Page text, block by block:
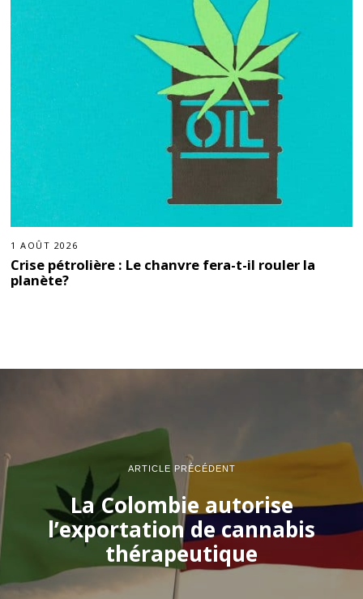
1 AOÛT 2026
Crise pétrolière : Le chanvre fera-t-il rouler la
planète?
ARTICLE PRÉCÉDENT
La Colombie autorise
l’exportation de cannabis
thérapeutique